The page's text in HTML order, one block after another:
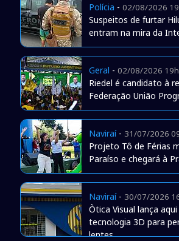
Polícia - 02/08/2026
Suspeitos de furtar
entram na mira da
Geral - 02/08/2026
Riedel é candidato à
Federação União
Naviraí- 31/07/2026
Projeto Tô de Férias
Paraíso e chegará à
Naviraí- 30/07/2026
Òtica Visual lança
tecnologia 3D para
lentes